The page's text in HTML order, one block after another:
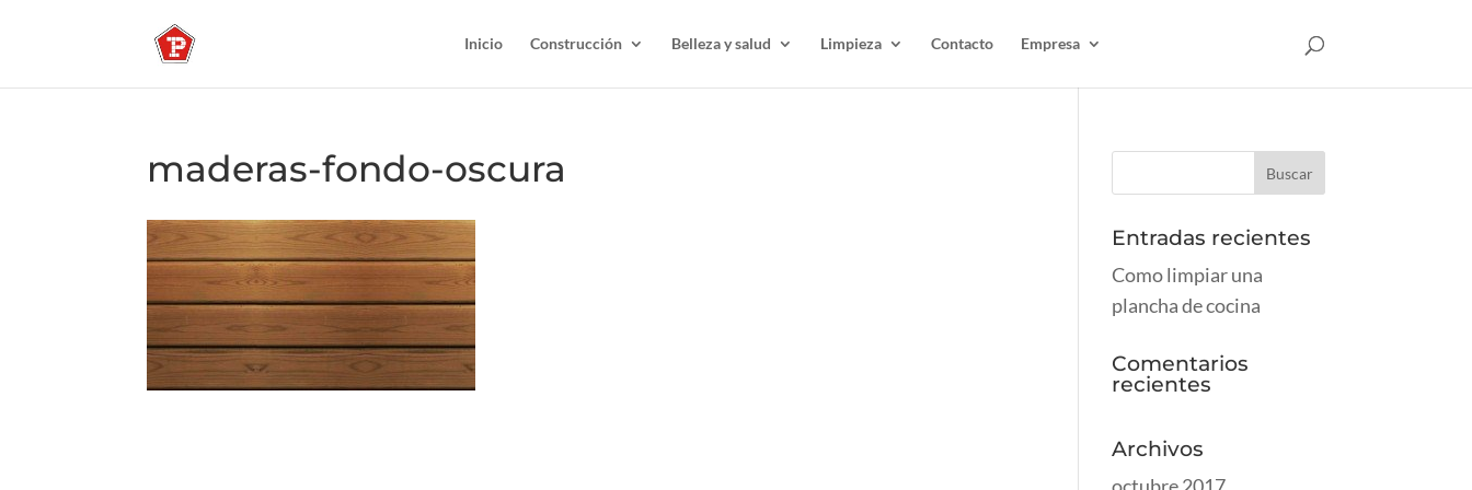
Inicio Construcción Belleza y salud Limpieza Contacto Empresa
maderas-fondo-oscura
Entradas recientes
Como limpiar una
plancha de cocina
Comentarios
recientes
Archivos